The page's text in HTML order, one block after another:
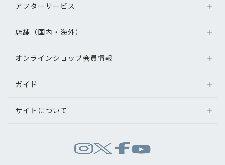
採用情報
メガネ
サングラス
補聴器
グッズ・小物
アフターサービス
アフターサービス
メガネの不具合、修理について
補聴器に関するアフターサービス
店舗（国内・海外）
店舗検索
オンラインショップ会員情報
ログイン
ガイド
オンラインショップご利用ガイド
サイトについて